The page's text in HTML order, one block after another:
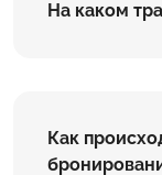
На каком
Как